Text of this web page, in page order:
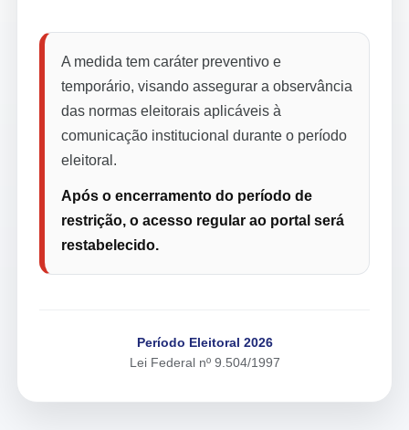
A medida tem caráter preventivo e
temporário, visando assegurar a observância
das normas eleitorais aplicáveis à
comunicação institucional durante o período
eleitoral.
Após o encerramento do período de
restrição, o acesso regular ao portal será
restabelecido.
Período Eleitoral 2026
Lei Federal nº 9.504/1997